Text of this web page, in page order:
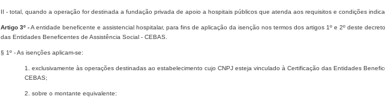
II - total, quando a operação for destinada a fundação privada de apoio a hospitais públicos que atenda aos requisitos e condições
Artigo 3º -A entidade beneficente e assistencial hospitalar, para fins de aplicação da isenção nos termos dos artigos 1º e 2º deste
das Entidades Beneficentes de Assistência Social - CEBAS.
§ 1º - As isenções aplicam-se:
1. exclusivamente às operações destinadas ao estabelecimento cujo CNPJ esteja vinculado à Certificação das Entidades
CEBAS;
2. sobre o montante equivalente: